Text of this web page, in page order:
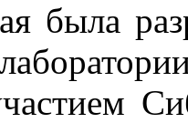
была